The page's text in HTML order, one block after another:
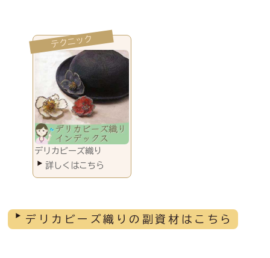
デリカビーズ織り
デリカビーズ織りの副資材はこちら